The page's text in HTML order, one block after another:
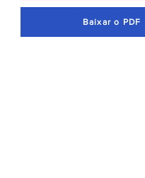
Baixar o PDF